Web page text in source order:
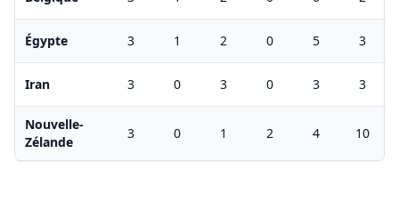
Égypte 3 1 2 0 5 3
Iran 3 0 3 0 3 3
Nouvelle-
Zélande
3 0 1 2 4 10